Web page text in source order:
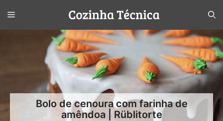
para
Menu
Bolo de cenoura com farinha de
amêndoa | Rüblitorte